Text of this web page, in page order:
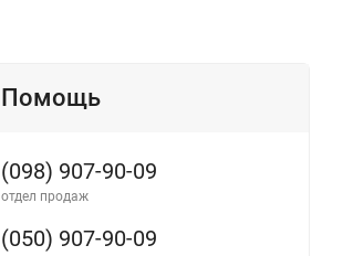
Помощь
(098) 907-90-09
отдел продаж
(050) 907-90-09